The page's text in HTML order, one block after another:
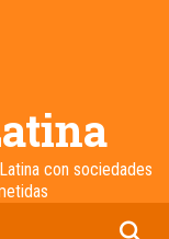
con sociedades